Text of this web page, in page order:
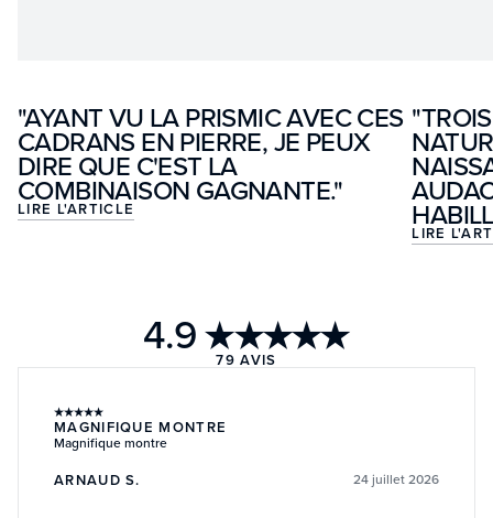
"AYANT VU LA PRISMIC AVEC CES
CADRANS EN PIERRE, JE PEUX
DIRE QUE C'EST LA
COMBINAISON GAGNANTE."
LIRE L'ARTICLE
LIRE
4.9★★★★★
79 AVIS
★★★★★
MAGNIFIQUE MONTRE
Magnifique montre
ARNAUD S. 24 juillet 2026